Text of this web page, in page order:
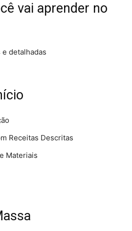
vai aprender no
detalhadas
Receitas Descritas
Materiais